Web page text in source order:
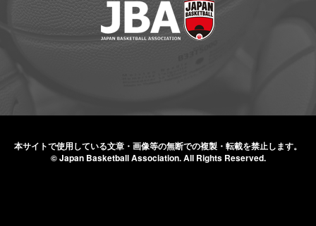
本サイトで使用している文章・画像等の無断での複製・転載を禁止します。
© Japan Basketball Association.All Rights Reserved.